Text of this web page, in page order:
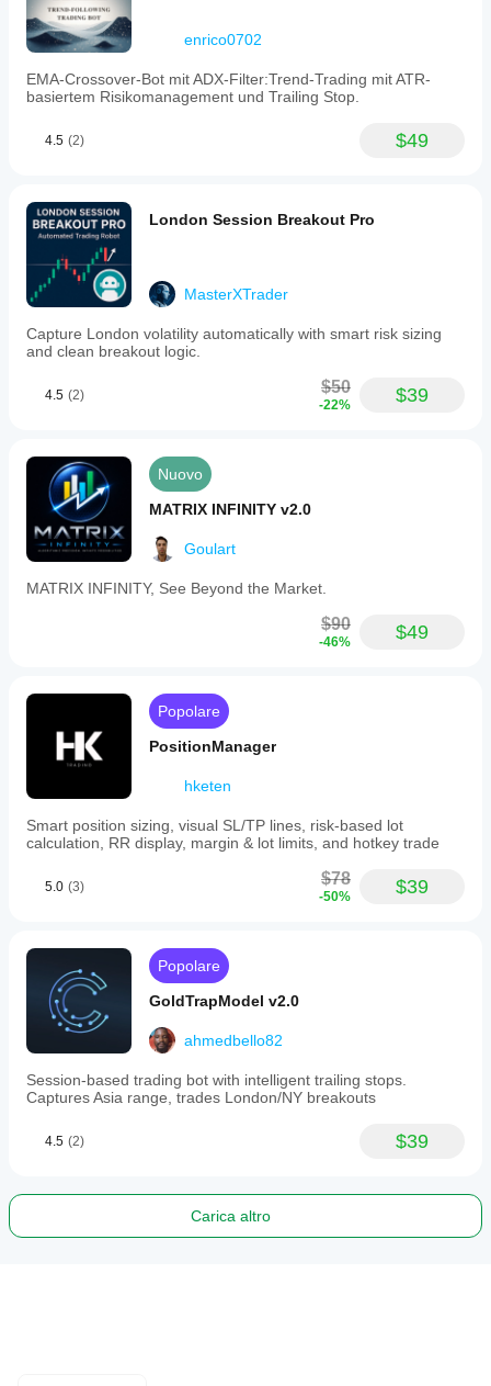
enrico0702
EMA-Crossover-Bot mit ADX-Filter:Trend-Trading mit ATR-
basiertem Risikomanagement und Trailing Stop.
4.5 (2) $49
London Session Breakout Pro
MasterXTrader
Capture London volatility automatically with smart risk sizing
and clean breakout logic.
4.5 (2) $50
-22% $39
Nuovo
MATRIX INFINITY v2.0
Goulart
MATRIX INFINITY, See Beyond the Market.
$90
-46% $49
Popolare
PositionManager
hketen
Smart position sizing, visual SL/TP lines, risk-based lot
calculation, RR display, margin & lot limits, and hotkey trade
5.0 (3) $78
-50% $39
Popolare
GoldTrapModel v2.0
ahmedbello82
Session-based trading bot with intelligent trailing stops.
Captures Asia range, trades London/NY breakouts
4.5 (2) $39
Carica altro